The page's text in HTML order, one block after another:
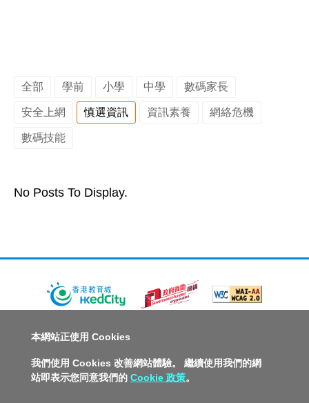
全部 學前 小學 中學 數碼家長
安全上網 慎選資訊 資訊素養 網絡危機
數碼技能
No Posts To Display.
人才招募
聯絡我們
私隱政策聲明 服務條款
版權及知識產權政策
本網站正使用 Cookies
我們使用 Cookies 改善網站體驗。 繼續使用我們的網
站即表示您同意我們的 Cookie 政策。